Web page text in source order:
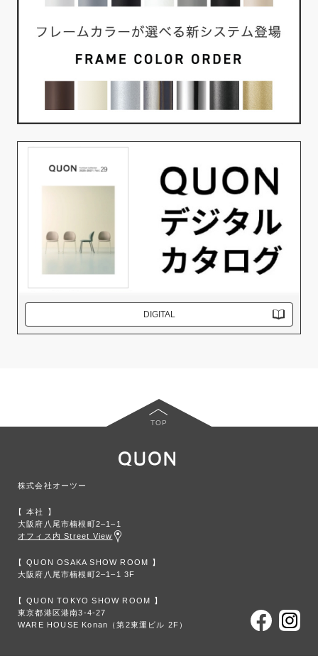
DIGITAL
TOP
株式会社オーツー
本社
大阪府八尾市楠根町2‒1‒1
オフィス内 Street View
QUON OSAKA SHOW ROOM
大阪府八尾市楠根町2‒1‒1 3F
QUON TOKYO SHOW ROOM
東京都港区港南3-4-27
WARE HOUSE Konan（第2東運ビル 2F）